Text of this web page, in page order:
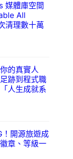
媒體庫空間
All
清理數十萬
的真實人
跡到程式職
人生成就系
！開源旅遊成
章、等級一